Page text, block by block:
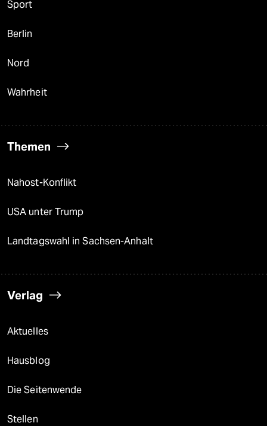
Sport
Berlin
Nord
Wahrheit
Themen
Nahost-Konflikt
USA unter Trump
Landtagswahl in Sachsen-Anhalt
Verlag
Aktuelles
Hausblog
Die Seitenwende
Stellen